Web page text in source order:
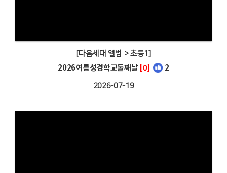
[다음세대 앨범 > 초등1]
2026여름성경학교둘째날 [0] 2
2026-07-19